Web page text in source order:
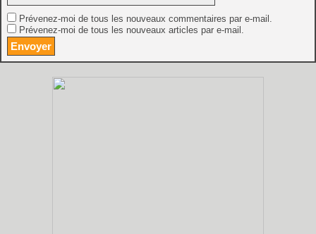
Prévenez-moi de tous les nouveaux commentaires par e-mail.
Prévenez-moi de tous les nouveaux articles par e-mail.